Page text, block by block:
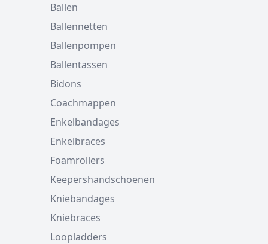
Ballen
Ballennetten
Ballenpompen
Ballentassen
Bidons
Coachmappen
Enkelbandages
Enkelbraces
Foamrollers
Keepershandschoenen
Kniebandages
Kniebraces
Loopladders